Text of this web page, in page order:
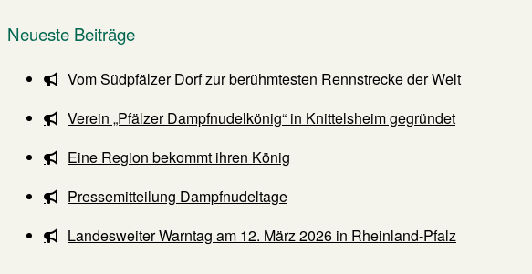
Neueste Beiträge
Vom Südpfälzer Dorf zur berühmtesten Rennstrecke der Welt
Verein „Pfälzer Dampfnudelkönig“ in Knittelsheim gegründet
Eine Region bekommt ihren König
Pressemitteilung Dampfnudeltage
Landesweiter Warntag am 12. März 2026 in Rheinland-Pfalz